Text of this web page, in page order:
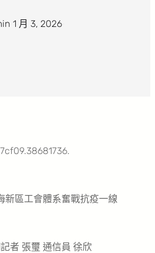
· 1 月 3, 2026·
區工會體系奮戰抗疫一線
張璽 通信員 徐欣